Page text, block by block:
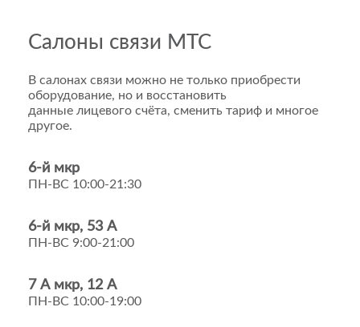
Салоны связи МТС
В салонах связи можно не только приобрести
оборудование, но и восстановить
данные лицевого счёта, сменить тариф и многое
другое.
6-й мкр
ПН-ВС 10:00-21:30
6-й мкр, 53 А
ПН-ВС 9:00-21:00
7 А мкр, 12 А
ПН-ВС 10:00-19:00